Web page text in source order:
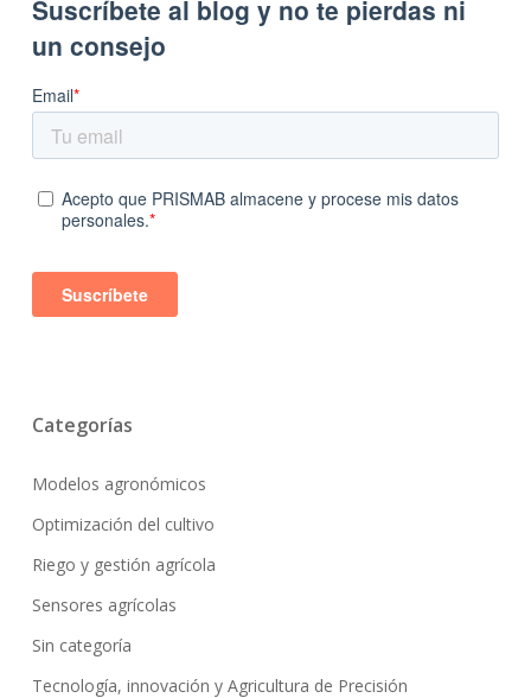
Categorías
Modelos agronómicos
Optimización del cultivo
Riego y gestión agrícola
Sensores agrícolas
Sin categoría
Tecnología, innovación y Agricultura de Precisión